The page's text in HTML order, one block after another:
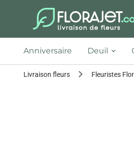
Anniversaire Deuil
Livraison fleurs Fleuristes